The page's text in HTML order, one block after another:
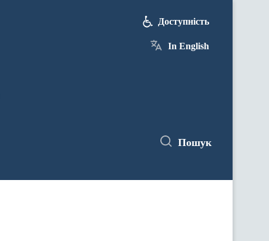
Доступність
In English
Пошук